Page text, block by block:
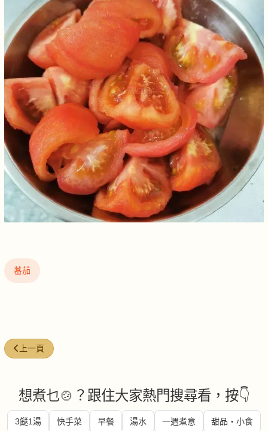
蕃茄
上一篇文章: 美味求真的素菜
上一頁
想煮乜🍲？跟住大家熱門搜尋看，按👇
3餸1湯 快手菜 早餐 湯水 一週煮意 甜品・小食